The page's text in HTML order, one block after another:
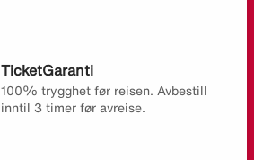
TicketGaranti
100% trygghet før reisen. Avbestill
inntil 3 timer før avreise.